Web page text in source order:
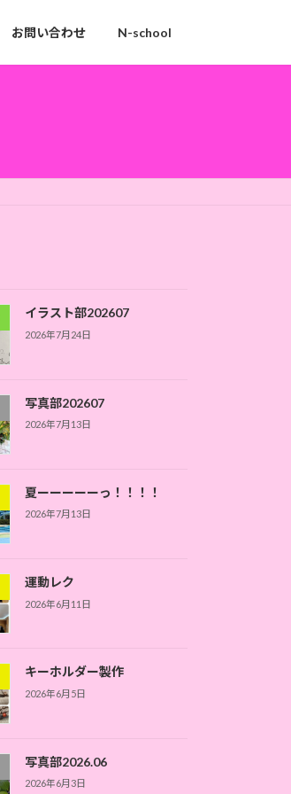
お問い合わせ N-school
イラスト部202607
2026年7月24日
写真部202607
2026年7月13日
夏ーーーーーっ！！！！
2026年7月13日
運動レク
2026年6月11日
キーホルダー製作
2026年6月5日
写真部2026.06
2026年6月3日